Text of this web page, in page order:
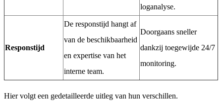
loganalyse.
Responstijd
De responstijd hangt af
van de beschikbaarheid
en expertise van het
interne team.
Doorgaans sneller
dankzij toegewijde 24/7
monitoring.
Hier volgt een gedetailleerde uitleg van hun verschillen.